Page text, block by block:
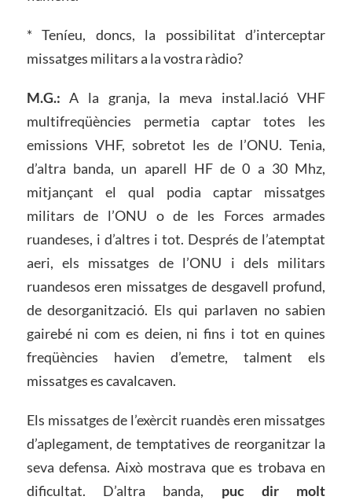
* Teníeu, doncs, la possibilitat d’interceptar
missatges militars a la vostra ràdio?
M.G.: A la granja, la meva instal.lació VHF
multifreqüències permetia captar totes les
emissions VHF, sobretot les de l’ONU. Tenia,
d’altra banda, un aparell HF de 0 a 30 Mhz,
mitjançant el qual podia captar missatges
militars de l’ONU o de les Forces armades
ruandeses, i d’altres i tot. Després de l’atemptat
aeri, els missatges de l’ONU i dels militars
ruandesos eren missatges de desgavell profund,
de desorganització. Els qui parlaven no sabien
gairebé ni com es deien, ni fins i tot en quines
freqüències havien d’emetre, talment els
missatges es cavalcaven.
Els missatges de l’exèrcit ruandès eren missatges
d’aplegament, de temptatives de reorganitzar la
seva defensa. Això mostrava que es trobava en
dificultat. D’altra banda, puc dir molt